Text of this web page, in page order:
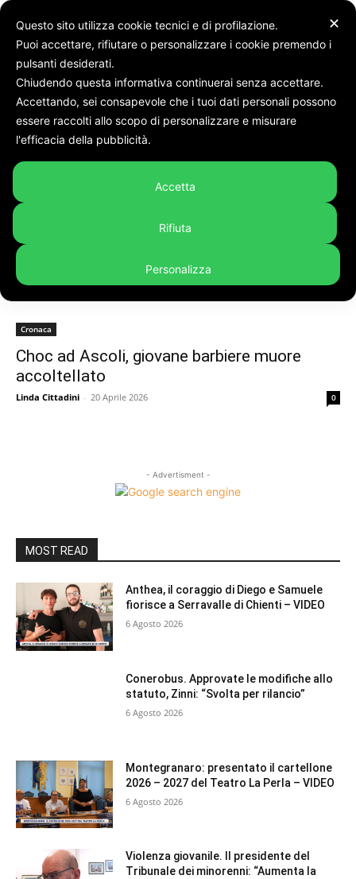
Barbiere
Tag:barbiere
Cronaca
Choc ad Ascoli, giovane barbiere muore
accoltellato
Linda Cittadini - 20 Aprile 2026 0
- Advertisment -
MOST READ
Anthea, il coraggio di Diego e Samuele
fiorisce a Serravalle di Chienti – VIDEO
6 Agosto 2026
Conerobus. Approvate le modifiche allo
statuto, Zinni: “Svolta per rilancio”
6 Agosto 2026
Montegranaro: presentato il cartellone
2026 – 2027 del Teatro La Perla – VIDEO
6 Agosto 2026
Violenza giovanile. Il presidente del
Tribunale dei minorenni: “Aumenta la
✕
Questo sito utilizza cookie tecnici e di profilazione.
Puoi accettare, rifiutare o personalizzare i cookie premendo i
pulsanti desiderati.
Chiudendo questa informativa continuerai senza accettare.
Accettando, sei consapevole che i tuoi dati personali possono
essere raccolti allo scopo di personalizzare e misurare
l'efficacia della pubblicità.
Accetta
Rifiuta
Personalizza